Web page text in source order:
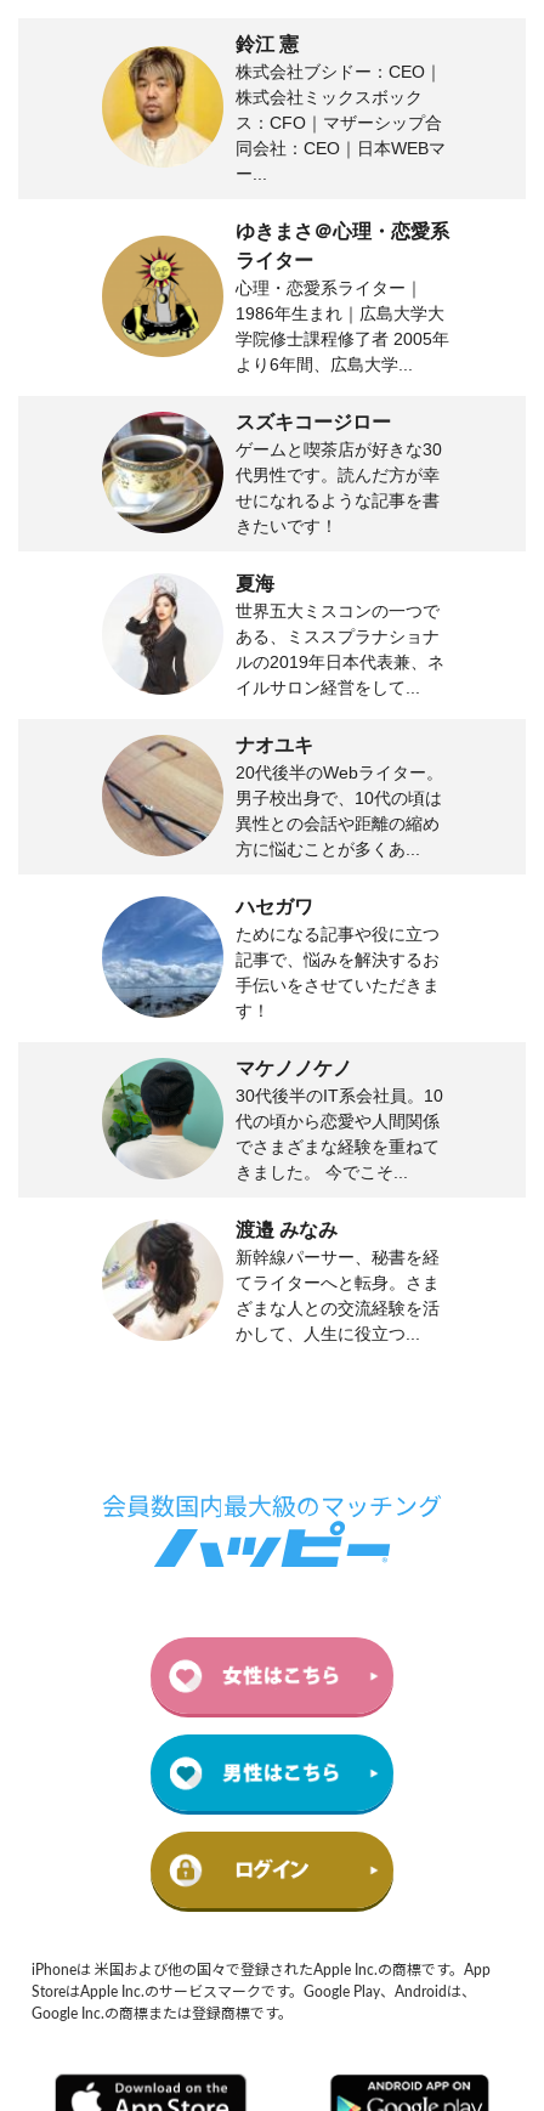
鈴江 憲
株式会社ブシドー：CEO｜
株式会社ミックスボック
ス：CFO｜マザーシップ合
同会社：CEO｜日本WEBマ
ー...
ゆきまさ＠心理・恋愛系
ライター
心理・恋愛系ライター｜
1986年生まれ｜広島大学大
学院修士課程修了者 2005年
より6年間、広島大学...
スズキコージロー
ゲームと喫茶店が好きな30
代男性です。読んだ方が幸
せになれるような記事を書
きたいです！
夏海
世界五大ミスコンの一つで
ある、ミススプラナショナ
ルの2019年日本代表兼、ネ
イルサロン経営をして...
ナオユキ
20代後半のWebライター。
男子校出身で、10代の頃は
異性との会話や距離の縮め
方に悩むことが多くあ...
ハセガワ
ためになる記事や役に立つ
記事で、悩みを解決するお
手伝いをさせていただきま
す！
マケノノケノ
30代後半のIT系会社員。10
代の頃から恋愛や人間関係
でさまざまな経験を重ねて
きました。 今でこそ...
渡邉 みなみ
新幹線パーサー、秘書を経
てライターへと転身。さま
ざまな人との交流経験を活
かして、人生に役立つ...
iPhoneは 米国および他の国々で登録されたApple Inc.の商標です。App
StoreはApple Inc.のサービスマークです。Google Play、Androidは、
Google Inc.の商標または登録商標です。